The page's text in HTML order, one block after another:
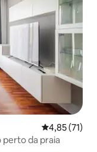
4,85 de uma
4,85 (71)
da praia